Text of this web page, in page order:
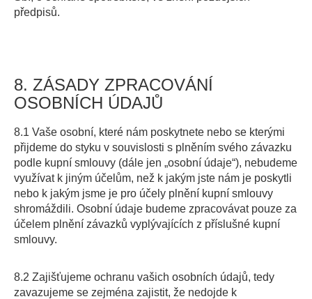
předpisů.
8. ZÁSADY ZPRACOVÁNÍ
OSOBNÍCH ÚDAJŮ
8.1 Vaše osobní, které nám poskytnete nebo se kterými
přijdeme do styku v souvislosti s plněním svého závazku
podle kupní smlouvy (dále jen „osobní údaje“), nebudeme
využívat k jiným účelům, než k jakým jste nám je poskytli
nebo k jakým jsme je pro účely plnění kupní smlouvy
shromáždili. Osobní údaje budeme zpracovávat pouze za
účelem plnění závazků vyplývajících z příslušné kupní
smlouvy.
8.2 Zajišťujeme ochranu vašich osobních údajů, tedy
zavazujeme se zejména zajistit, že nedojde k